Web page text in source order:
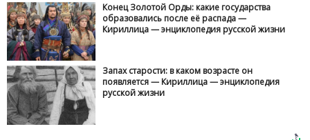
Конец Золотой Орды: какие государства
образовались после её распада —
Кириллица — энциклопедия русской жизни
Запах старости: в каком возрасте он
появляется — Кириллица — энциклопедия
русской жизни